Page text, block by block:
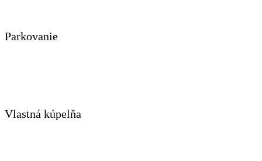
Parkovanie
Vlastná kúpelňa